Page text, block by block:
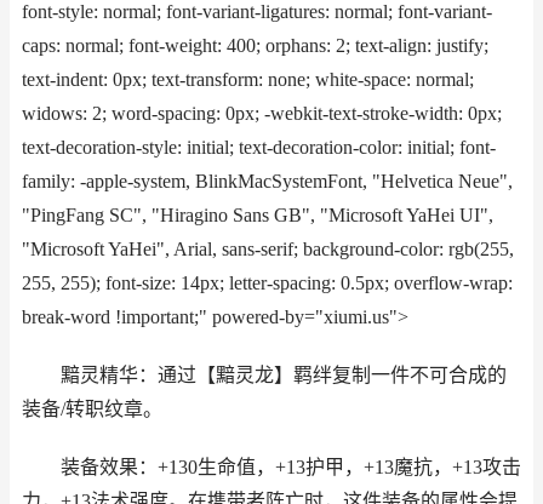
font-style: normal; font-variant-ligatures: normal; font-variant-
caps: normal; font-weight: 400; orphans: 2; text-align: justify;
text-indent: 0px; text-transform: none; white-space: normal;
widows: 2; word-spacing: 0px; -webkit-text-stroke-width: 0px;
text-decoration-style: initial; text-decoration-color: initial; font-
family: -apple-system, BlinkMacSystemFont, "Helvetica Neue",
"PingFang SC", "Hiragino Sans GB", "Microsoft YaHei UI",
"Microsoft YaHei", Arial, sans-serif; background-color: rgb(255,
255, 255); font-size: 14px; letter-spacing: 0.5px; overflow-wrap:
break-word !important;" powered-by="xiumi.us">
黯灵精华：通过【黯灵龙】羁绊复制一件不可合成的
装备/转职纹章。
装备效果：+130生命值，+13护甲，+13魔抗，+13攻击